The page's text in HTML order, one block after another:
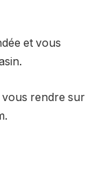
et vous
rendre sur